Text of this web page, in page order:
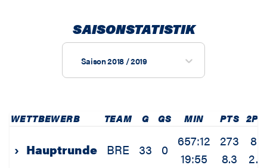
SAISONSTATISTIK
Saison 2018 / 2019
WETTBEWERB TEAM G GS MIN PTS 2PM
› Hauptrunde BRE 33 0
657:12
19:55
273
8.3
80
2.4